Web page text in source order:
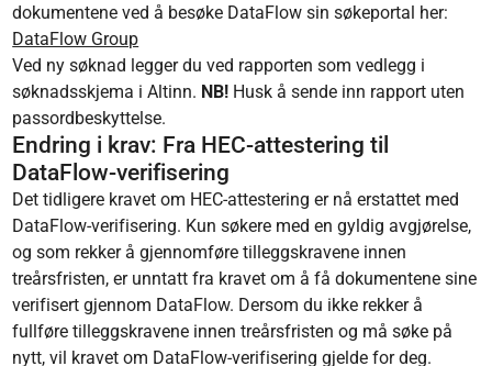
dokumentene ved å besøke DataFlow sin søkeportal her:
DataFlow Group
Ved ny søknad legger du ved rapporten som vedlegg i
søknadsskjema i Altinn. NB! Husk å sende inn rapport uten
passordbeskyttelse.
Endring i krav: Fra HEC-attestering til
DataFlow-verifisering
Det tidligere kravet om HEC-attestering er nå erstattet med
DataFlow-verifisering. Kun søkere med en gyldig avgjørelse,
og som rekker å gjennomføre tilleggskravene innen
treårsfristen, er unntatt fra kravet om å få dokumentene sine
verifisert gjennom DataFlow. Dersom du ikke rekker å
fullføre tilleggskravene innen treårsfristen og må søke på
nytt, vil kravet om DataFlow-verifisering gjelde for deg.